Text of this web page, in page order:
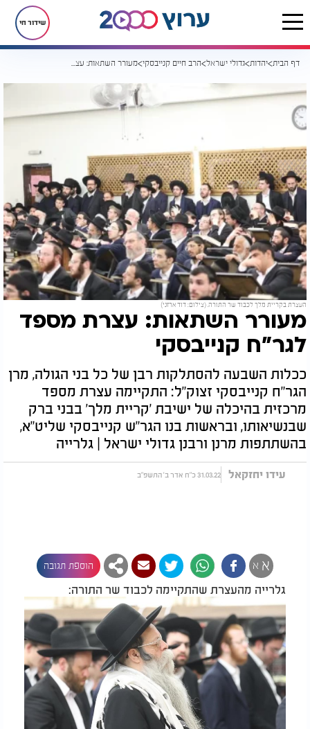
שידור חי
דף הבית יהדות גדולי ישראל הרב חיים קנייבסקי מעורר השתאות: עצרת מספד לגר"ח קנייבסקי
העצרת בקריית מלך לכבוד שר התורה. (צילום: דוד ארזני)
מעורר השתאות: עצרת מספד
לגר"ח קנייבסקי
ככלות השבעה להסתלקות רבן של כל בני הגולה, מרן
הגר"ח קנייבסקי זצוק"ל: התקיימה עצרת מספד
מרכזית בהיכלה של ישיבת 'קריית מלך' בבני ברק
שבנשיאותו, ובראשות בנו הגר"ש קנייבסקי שליט"א,
בהשתתפות מרנן ורבנן גדולי ישראל | גלרייה
עידו יחזקאל 31.03.22 כ"ח אדר ב' התשפ"ב
א א הוספת תגובה
גלרייה מהעצרת שהתקיימה לכבוד שר התורה: